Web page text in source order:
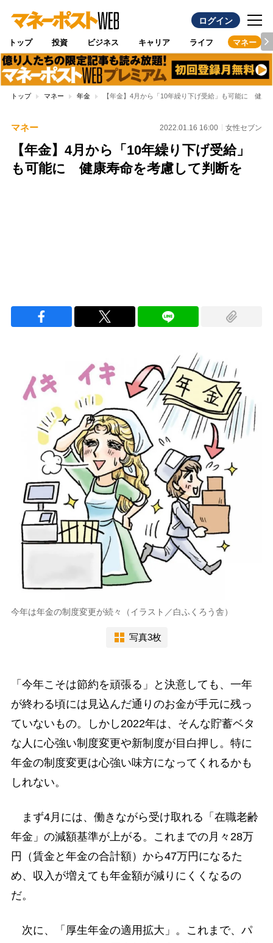
ログイン
トップ 投資 ビジネス キャリア ライフ マネー
トップ マネー 年金 【年金】4月から「10年繰り下げ受給」も可能に 健康
マネー 2022.01.16 16:00 女性セブン
【年金】4月から「10年繰り下げ受給」
も可能に 健康寿命を考慮して判断を
今年は年金の制度変更が続々（イラスト／白ふくろう舎）
写真3枚
「今年こそは節約を頑張る」と決意しても、一年
が終わる頃には見込んだ通りのお金が手元に残っ
ていないもの。しかし2022年は、そんな貯蓄ベタ
な人に心強い制度変更や新制度が目白押し。特に
年金の制度変更は心強い味方になってくれるかも
しれない。
まず4月には、働きながら受け取れる「在職老齢
年金」の減額基準が上がる。これまでの月々28万
円（賃金と年金の合計額）から47万円になるた
め、収入が増えても年金額が減りにくくなるの
だ。
次に、「厚生年金の適用拡大」。これまで、パ